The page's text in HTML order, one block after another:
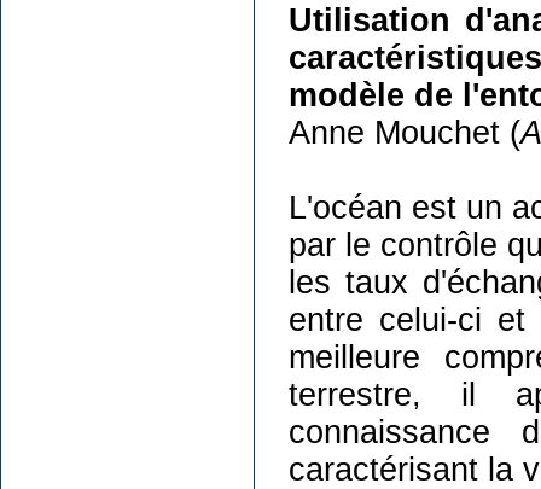
Utilisation
modèle de
Anne Mouchet (
L'océan est un
par le contrôle
les taux
entre celui-ci et
meilleure
terrestre, il
connaissance
caractérisant la